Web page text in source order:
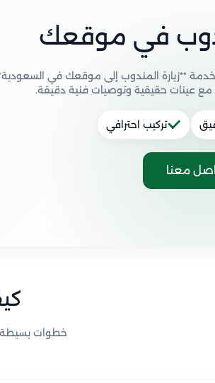
في موقعك
**زيارة المندوب إلى موقعك في السعودية**
مع عينات حقيقية وتوصيات فنية دقيقة.
تركيب احترافي
معنا
خطوات بسيطة